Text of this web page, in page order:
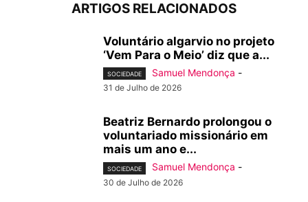
ARTIGOS RELACIONADOS
Voluntário algarvio no projeto
‘Vem Para o Meio’ diz que a...
SOCIEDADE Samuel Mendonça -
31 de Julho de 2026
Beatriz Bernardo prolongou o
voluntariado missionário em
mais um ano e...
SOCIEDADE Samuel Mendonça -
30 de Julho de 2026